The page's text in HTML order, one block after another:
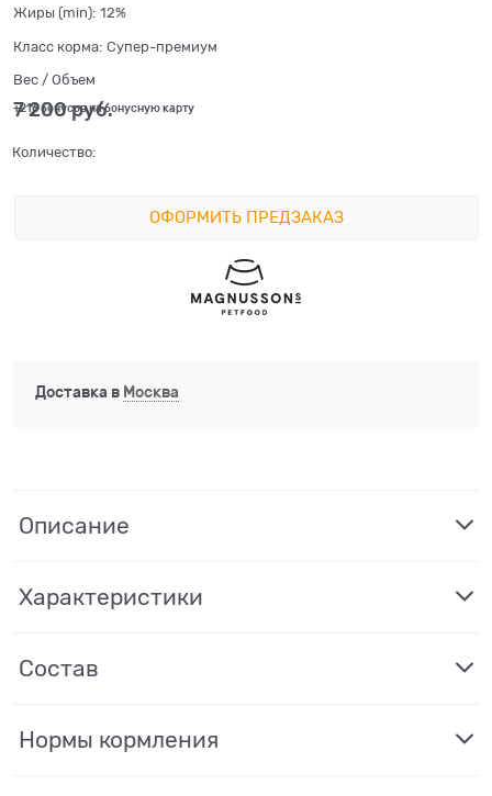
Жиры (min): 12%
Класс корма: Супер-премиум
Вес / Объем
7 200 руб.
+216 бонусов на бонусную карту
Количество:
ОФОРМИТЬ ПРЕДЗАКАЗ
Доставка в Москва
Описание
Характеристики
Состав
Нормы кормления